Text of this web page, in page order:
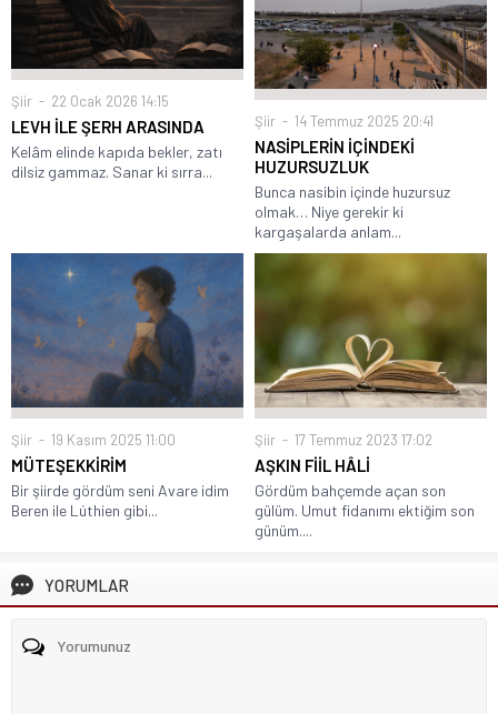
Şiir 22 Ocak 2026 14:15
LEVH İLE ŞERH ARASINDA
Kelâm elinde kapıda bekler, zatı
dilsiz gammaz. Sanar ki sırra...
Şiir 14 Temmuz 2025 20:41
NASİPLERİN İÇİNDEKİ
HUZURSUZLUK
Bunca nasibin içinde huzursuz
olmak… Niye gerekir ki
kargaşalarda anlam...
Şiir 19 Kasım 2025 11:00
MÜTEŞEKKİRİM
Bir şiirde gördüm seni Avare idim
Beren ile Lúthien gibi...
Şiir 17 Temmuz 2023 17:02
AŞKIN FİİL HÂLİ
Gördüm bahçemde açan son
gülüm. Umut fidanımı ektiğim son
günüm....
YORUMLAR